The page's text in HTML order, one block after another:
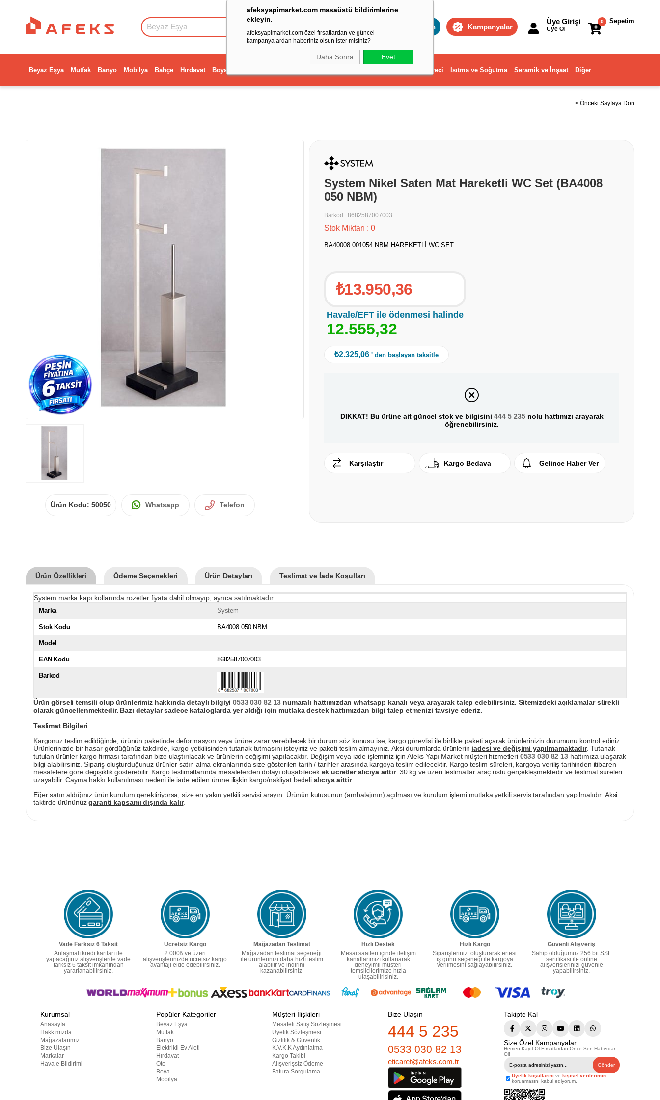
afeksyapimarket.com masaüstü bildirimlerine
ekleyin.
afeksyapimarket.com özel fırsatlardan ve güncel
kampanyalardan haberiniz olsun ister misiniz?
Daha Sonra Evet
Toptan Kampanyalar
Sepetim
0
Üye Girişi
Üye Ol
Beyaz Eşya Mutfak Banyo Mobilya Bahçe Hırdavat Boya Dekorasyon ve Ev Gereci Isıtma ve Soğutma Seramik ve İnşaat Diğer
< Önceki Sayfaya Dön
Ürün Kodu: 50050 Whatsapp Telefon
System Nikel Saten Mat Hareketli WC Set (BA4008
050 NBM)
Barkod : 8682587007003
Stok Miktarı : 0
BA40008 001054 NBM HAREKETLİ WC SET
₺13.950,36
Havale/EFT ile ödenmesi halinde
12.555,32
₺2.325,06 ' den başlayan taksitle
DİKKAT! Bu ürüne ait güncel stok ve bilgisini 444 5 235nolu hattımızı arayarak
öğrenebilirsiniz.
Karşılaştır Kargo Bedava Gelince Haber Ver
Ürün Özellikleri Ödeme Seçenekleri Ürün Detayları Teslimat ve İade Koşulları
System marka kapı kollarında rozetler fiyata dahil olmayıp, ayrıca satılmaktadır.
Marka System
Stok Kodu BA4008 050 NBM
Model
EAN Kodu 8682587007003
Barkod
Ürün görseli temsili olup ürünlerimiz hakkında detaylı bilgiyi0533 030 82 13 numaralı hattımızdan whatsapp kanalı veya arayarak talep edebilirsiniz. Sitemizdeki açıklamalar sürekli
olarak güncellenmektedir. Bazı detaylar sadece kataloglarda yer aldığı için mutlaka destek hattımızdan bilgi talep etmenizi tavsiye ederiz.
Teslimat Bilgileri
Kargonuz teslim edildiğinde, ürünün paketinde deformasyon veya ürüne zarar verebilecek bir durum söz konusu ise, kargo görevlisi ile birlikte paketi açarak ürünlerinizin durumunu kontrol ediniz.
Ürünlerinizde bir hasar gördüğünüz takdirde, kargo yetkilisinden tutanak tutmasını isteyiniz ve paketi teslim almayınız. Aksi durumlarda ürünlerin iadesi ve değişimi yapılmamaktadır. Tutanak
tutulan ürünler kargo firması tarafından bize ulaştırılacak ve ürünlerin değişimi yapılacaktır. Değişim veya iade işleminiz için Afeks Yapı Market müşteri hizmetleri 0533 030 82 13hattımıza ulaşarak
bilgi alabilirsiniz. Sipariş oluşturduğunuz ürünler satın alma ekranlarında size gösterilen tarih / tarihler arasında kargoya teslim edilecektir. Kargo teslim süreleri, kargoya veriliş tarihinden itibaren
mesafelere göre değişiklik gösterebilir. Kargo teslimatlarında mesafelerden dolayı oluşabilecek ek ücretler alıcıya aittir. 30 kg ve üzeri teslimatlar araç üstü gerçekleşmektedir ve teslimat süreleri
uzayabilir. Cayma hakkı kullanılması nedeni ile iade edilen ürüne ilişkin kargo/nakliyat bedeli alıcıya aittir.
Eğer satın aldığınız ürün kurulum gerektiriyorsa, size en yakın yetkili servisi arayın. Ürünün kutusunun (ambalajının) açılması ve kurulum işlemi mutlaka yetkili servis tarafından yapılmalıdır. Aksi
taktirde ürününüzgaranti kapsamı dışında kalır.
Vade Farksız 6 Taksit
Anlaşmalı kredi kartları ile
yapacağınız alışverişlerde vade
farksız 6 taksit imkanından
yararlanabilirsiniz.
Ücretsiz Kargo
2.000₺ ve üzeri
alışverişlerinizde ücretsiz kargo
avantajı elde edebilirsiniz.
Mağazadan Teslimat
Mağazadan teslimat seçeneği
ile ürünlerinizi daha hızlı teslim
alabilir ve indirim
kazanabilirsiniz.
Hızlı Destek
Mesai saatleri içinde iletişim
kanallarımızı kullanarak
deneyimli müşteri
temsilcilerimize hızla
ulaşabilirisiniz.
Hızlı Kargo
Siparişlerinizi oluşturarak ertesi
iş günü seçeneği ile kargoya
verilmesini sağlayabilirsiniz.
Güvenli Alışveriş
Sahip olduğumuz 256 bit SSL
sertifikası ile online
alışverişlerinizi güvenle
yapabilirsiniz.
Kurumsal
Anasayfa
Hakkımızda
Mağazalarımız
Bize Ulaşın
Markalar
Havale Bildirimi
Popüler Kategoriler
Beyaz Eşya
Mutfak
Banyo
Elektrikli Ev Aleti
Hırdavat
Oto
Boya
Mobilya
Müşteri İlişkileri
Mesafeli Satış Sözleşmesi
Üyelik Sözleşmesi
Gizlilik & Güvenlik
K.V.K.K Aydınlatma
Kargo Takibi
Alışverişsiz Ödeme
Fatura Sorgulama
Bize Ulaşın
444 5 235
0533 030 82 13
eticaret@afeks.com.tr
Takipte Kal
Size Özel Kampanyalar
Hemen Kayıt Ol Fırsatlardan Önce Sen Haberdar
Ol!
Gönder
Üyelik koşullarını ve kişisel verilerimin
korunmasını kabul ediyorum.